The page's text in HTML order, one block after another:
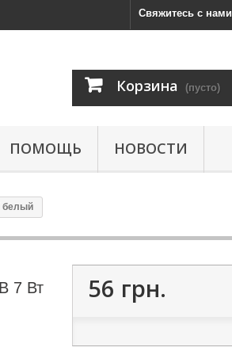
Свяжитесь с нами
Корзина (пусто)
ПОМОЩЬ НОВОСТИ
белый
7 Вт
56 грн.